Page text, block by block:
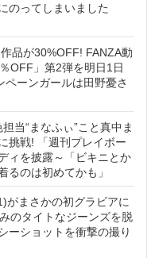
のってしまいました
品が30%OFF! FANZA動
OFF」第2弾を明日1日
ーンガールは田野憂さ
当“まなふぃ”こと真中ま
挑戦! 「週刊プレイボー
ィを披露～「ビキニとか
るのは初めてかも」
がまさかの初グラビアに
のタイトなジーンズを脱
ーショットを衝撃の撮り